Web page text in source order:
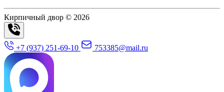
Кирпичный двор © 2026
+7 (937) 251-69-10 753385@mail.ru